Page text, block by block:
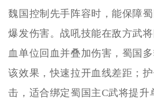
魏国控制先手阵容时，能保障
爆发伤害。战吼技能在敌方武
血单位回血并叠加伤害，蜀国
该效果，快速拉开血线差距；
击，适合绑定蜀国主C武将提升